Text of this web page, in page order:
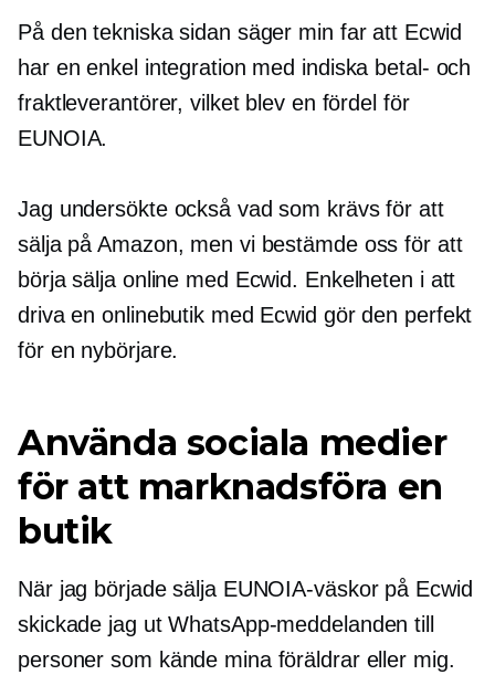
På den tekniska sidan säger min far att Ecwid
har en enkel integration med indiska betal- och
fraktleverantörer, vilket blev en fördel för
EUNOIA.
Jag undersökte också vad som krävs för att
sälja på Amazon, men vi bestämde oss för att
börja sälja online med Ecwid. Enkelheten i att
driva en onlinebutik med Ecwid gör den perfekt
för en nybörjare.
Använda sociala medier
för att marknadsföra en
butik
När jag började sälja EUNOIA-väskor på Ecwid
skickade jag ut WhatsApp-meddelanden till
personer som kände mina föräldrar eller mig.